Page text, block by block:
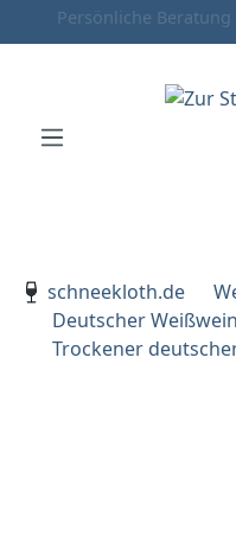
Zum Hauptinhalt
Zur Hauptnavigation
schneekloth.de
Deutscher Weißwein
Trockener
Bildergalerie